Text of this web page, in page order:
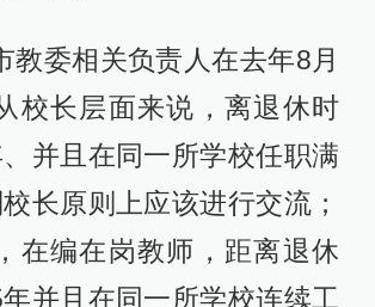
教委相关负责人在去年8月
校长层面来说，离退休时
并且在同一所学校任职满
长原则上应该进行交流；
在编在岗教师，距离退休
并且在同一所学校连续工